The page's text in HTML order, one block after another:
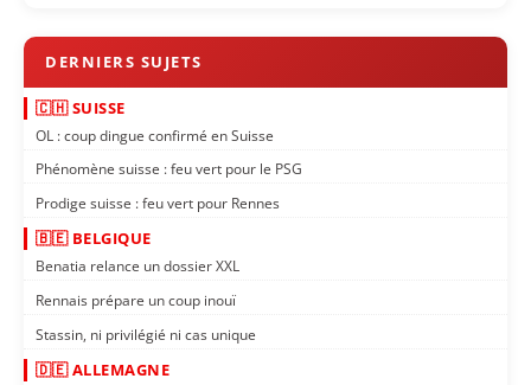
🇨🇭 SUISSE
OL : coup dingue confirmé en Suisse
Phénomène suisse : feu vert pour le PSG
Prodige suisse : feu vert pour Rennes
🇧🇪 BELGIQUE
Benatia relance un dossier XXL
Rennais prépare un coup inouï
Stassin, ni privilégié ni cas unique
🇩🇪 ALLEMAGNE